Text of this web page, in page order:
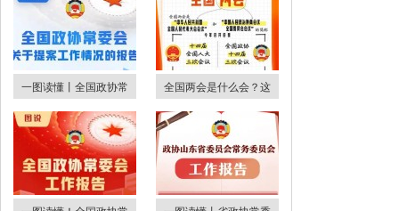
一图读懂丨全国政协常 全国两会是什么会？这